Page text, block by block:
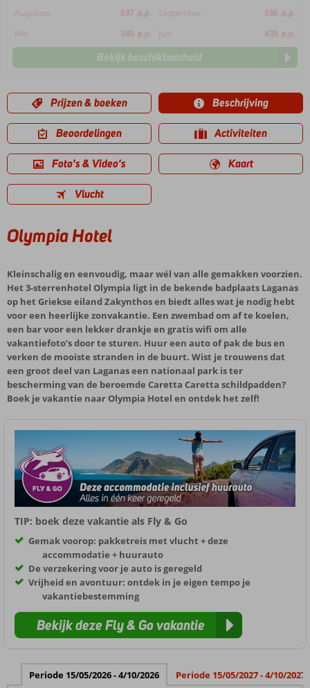
Augustus 597 p.p. September 586 p.p.
Mei
380 p.p. Juni 435 p.p.
Bekijk beschikbaarheid
Prijzen & boeken Beschrijving
Beoordelingen Activiteiten
Foto's & Video's Kaart
Vlucht
Olympia Hotel
Kleinschalig en eenvoudig, maar wél van alle gemakken voorzien.
Het 3-sterrenhotel Olympia ligt in de bekende badplaats Laganas
op het Griekse eiland Zakynthos en biedt alles wat je nodig hebt
voor een heerlijke zonvakantie. Een zwembad om af te koelen,
een bar voor een lekker drankje en gratis wifi om alle
vakantiefoto’s door te sturen. Huur een auto of pak de bus en
verken de mooiste stranden in de buurt. Wist je trouwens dat
een groot deel van Laganas een nationaal park is ter
bescherming van de beroemde Caretta Caretta schildpadden?
Boek je vakantie naar Olympia Hotel en ontdek het zelf!
TIP: boek deze vakantie als Fly & Go
Gemak voorop: pakketreis met vlucht + deze
accommodatie + huurauto
De verzekering voor je auto is geregeld
Vrijheid en avontuur: ontdek in je eigen tempo je
vakantiebestemming
Bekijk deze Fly & Go vakantie
Periode 15/05/2026 - 4/10/2026 Periode 15/05/2027 - 4/10/2027